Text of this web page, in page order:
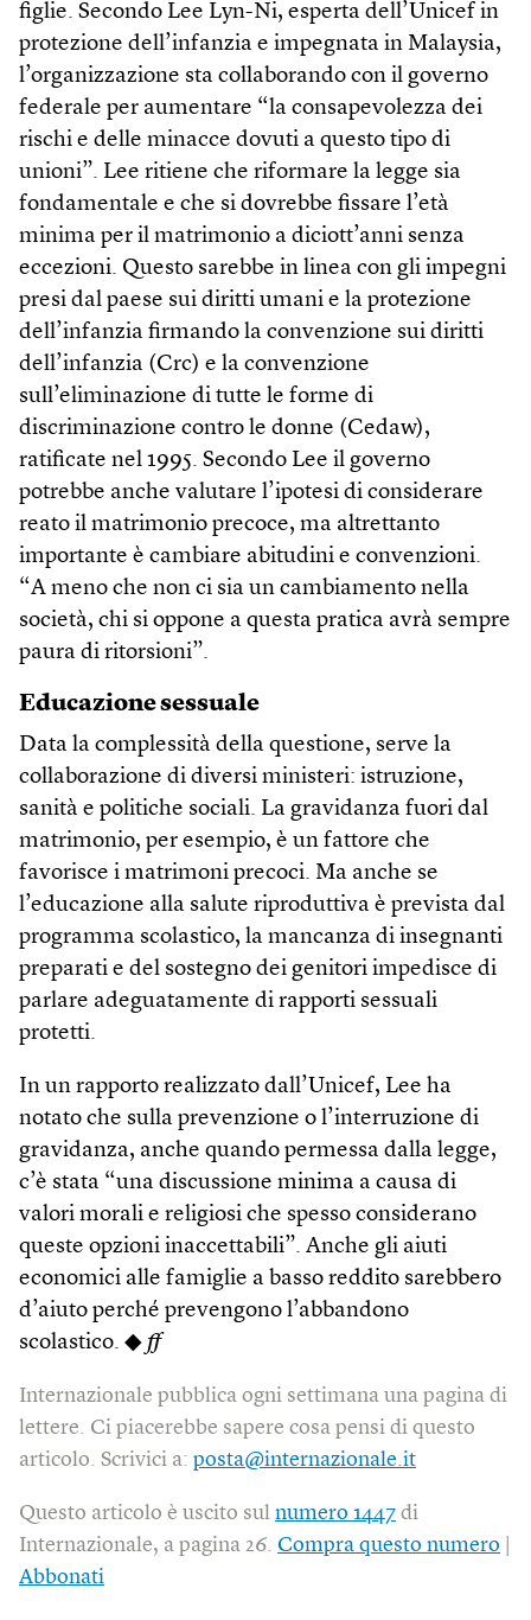
figlie. Secondo Lee Lyn-Ni, esperta dell’Unicef in
protezione dell’infanzia e impegnata in Malaysia,
l’organizzazione sta collaborando con il governo
federale per aumentare “la consapevolezza dei
rischi e delle minacce dovuti a questo tipo di
unioni”. Lee ritiene che riformare la legge sia
fondamentale e che si dovrebbe fissare l’età
minima per il matrimonio a diciott’anni senza
eccezioni. Questo sarebbe in linea con gli impegni
presi dal paese sui diritti umani e la protezione
dell’infanzia firmando la convenzione sui diritti
dell’infanzia (Crc) e la convenzione
sull’eliminazione di tutte le forme di
discriminazione contro le donne (Cedaw),
ratificate nel 1995. Secondo Lee il governo
potrebbe anche valutare l’ipotesi di considerare
reato il matrimonio precoce, ma altrettanto
importante è cambiare abitudini e convenzioni.
“A meno che non ci sia un cambiamento nella
società, chi si oppone a questa pratica avrà sempre
paura di ritorsioni”.
Educazione sessuale
Data la complessità della questione, serve la
collaborazione di diversi ministeri: istruzione,
sanità e politiche sociali. La gravidanza fuori dal
matrimonio, per esempio, è un fattore che
favorisce i matrimoni precoci. Ma anche se
l’educazione alla salute riproduttiva è prevista dal
programma scolastico, la mancanza di insegnanti
preparati e del sostegno dei genitori impedisce di
parlare adeguatamente di rapporti sessuali
protetti.
In un rapporto realizzato dall’Unicef, Lee ha
notato che sulla prevenzione o l’interruzione di
gravidanza, anche quando permessa dalla legge,
c’è stata “una discussione minima a causa di
valori morali e religiosi che spesso considerano
queste opzioni inaccettabili”. Anche gli aiuti
economici alle famiglie a basso reddito sarebbero
d’aiuto perché prevengono l’abbandono
scolastico. ◆ ff
Internazionale pubblica ogni settimana una pagina di
lettere. Ci piacerebbe sapere cosa pensi di questo
articolo. Scrivici a: posta@internazionale.it
Questo articolo è uscito sul numero 1447 di
Internazionale, a pagina 26. Compra questo numero
Abbonati